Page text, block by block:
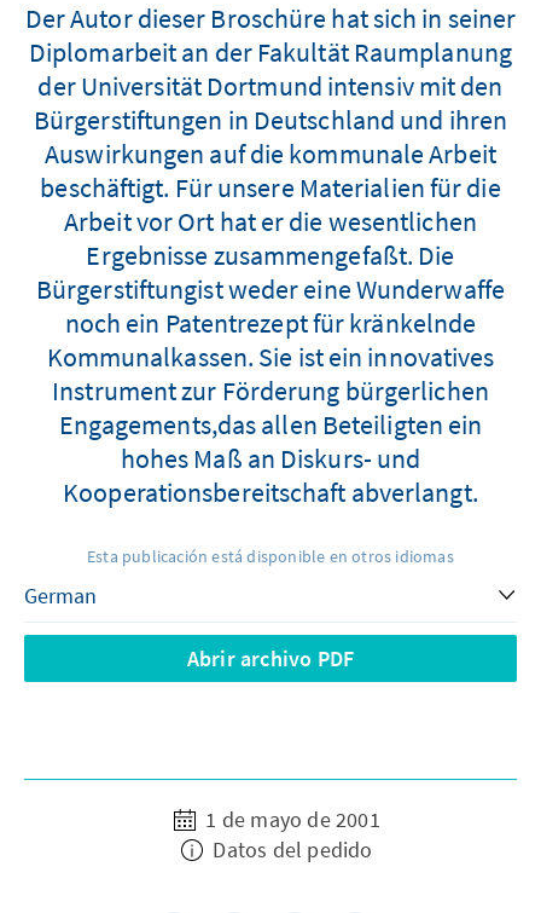
Der Autor dieser Broschüre hat sich in seiner
Diplomarbeit an der Fakultät Raumplanung
der Universität Dortmund intensiv mit den
Bürgerstiftungen in Deutschland und ihren
Auswirkungen auf die kommunale Arbeit
beschäftigt. Für unsere Materialien für die
Arbeit vor Ort hat er die wesentlichen
Ergebnisse zusammengefaßt. Die
Bürgerstiftungist weder eine Wunderwaffe
noch ein Patentrezept für kränkelnde
Kommunalkassen. Sie ist ein innovatives
Instrument zur Förderung bürgerlichen
Engagements,das allen Beteiligten ein
hohes Maß an Diskurs- und
Kooperationsbereitschaft abverlangt.
Esta publicación está disponible en otros idiomas
Abrir archivo PDF
1 de mayo de 2001
Datos del pedido